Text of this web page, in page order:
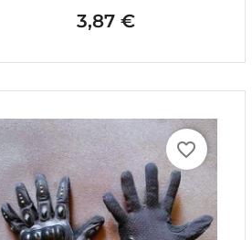
Prix
3,87 €
favorite_border